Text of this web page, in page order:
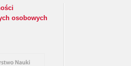
osobowych